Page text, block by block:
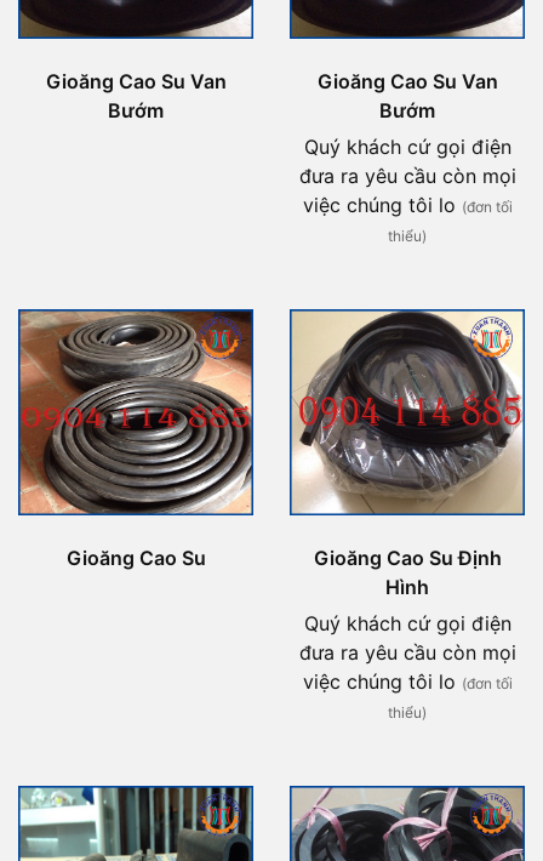
Gioăng Cao Su Van
Bướm
Gioăng Cao Su Van
Bướm
Quý khách cứ gọi điện
đưa ra yêu cầu còn mọi
việc chúng tôi lo (đơn tối
thiểu)
Gioăng Cao Su
Gioăng Cao Su Định
Hình
Quý khách cứ gọi điện
đưa ra yêu cầu còn mọi
việc chúng tôi lo (đơn tối
thiểu)